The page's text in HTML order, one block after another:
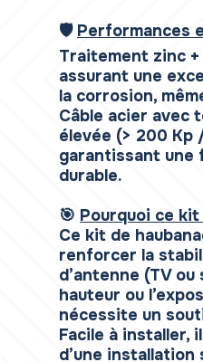
🛡️ Performances
Traitement zinc +
assurant une
la corrosion,
Câble acier avec
élevée (> 200 Kp
garantissant
durable.
🎯 Pourquoi ce
Ce kit de
renforcer la
d’antenne (TV
hauteur ou
nécessite un
Facile à installer,
d’une installation